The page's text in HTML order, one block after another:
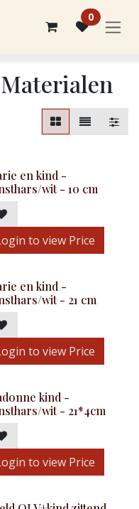
0
en kind -
wit - 10 cm
to view Price
en kind -
wit - 21 cm
to view Price
kind -
wit - 21*4cm
to view Price